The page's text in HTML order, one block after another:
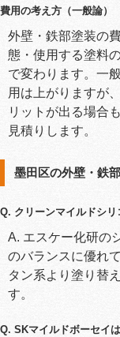
費用の考え方（一般論）
外壁・鉄部塗装の
態・使用する塗料
で変わります。一
用は上がりますが
リットが出る場合
見積りします。
墨田区の外壁・鉄
Q. クリーンマイルドシリ
A. エスケー化研の
のバランスに優れ
タン系より塗り替
す。
Q. SKマイルドボーセイ